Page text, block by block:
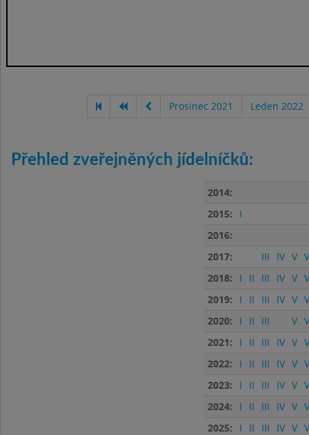
Prosinec 2021 Leden 2022
Přehled zveřejněných jídelníčků:
2014:
2015:
I
2016:
2017:
III IV V
2018:
I II III IV V
2019:
I II III IV V
2020:
I II III V
2021:
I II III IV V
2022:
I II III IV V
2023:
I II III IV V
2024:
I II III IV V
2025:
I II III IV V